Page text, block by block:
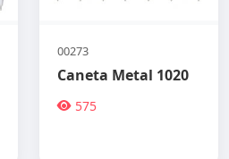
00273
Caneta Metal 1020
575